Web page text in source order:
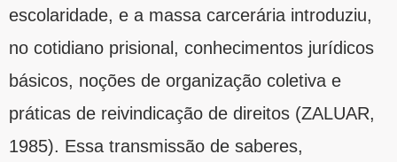
escolaridade, e a massa carcerária introduziu,
no cotidiano prisional, conhecimentos jurídicos
básicos, noções de organização coletiva e
práticas de reivindicação de direitos (ZALUAR,
1985). Essa transmissão de saberes,